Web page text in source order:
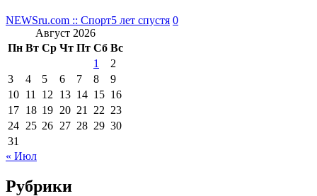
NEWSru.com :: Спорт5 лет спустя 0
Август 2026
Пн Вт Ср Чт Пт Сб Вс
1
2
3
4 5 6 7 8
9
10 11 12 13 14 15 16
17 18 19 20 21 22 23
24 25 26 27 28 29 30
31
« Июл
Рубрики